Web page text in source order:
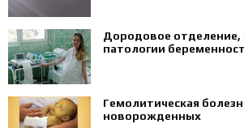
Дородовое отделение,
патологии
Гемолитическая
новорожденных